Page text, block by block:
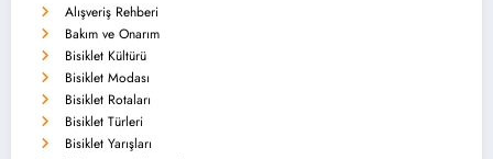
Alışveriş Rehberi
Bakım ve Onarım
Bisiklet Kültürü
Bisiklet Modası
Bisiklet Rotaları
Bisiklet Türleri
Bisiklet Yarışları